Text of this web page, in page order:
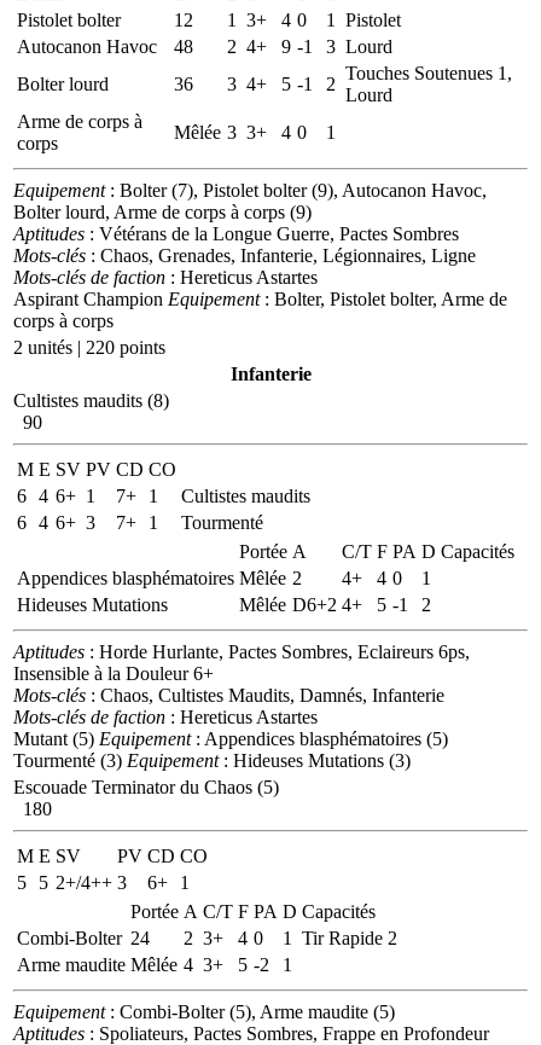
Pistolet bolter
12 1 3+ 4 0 1
Pistolet
Autocanon Havoc
48 2 4+ 9 -1 3 Lourd
Bolter lourd
36 3 4+ 5 -1 2
Touches Soutenues 1,
Lourd
Arme de corps à
corps
Mêlée 3 3+ 4 0 1
Equipement: Bolter (7), Pistolet bolter (9), Autocanon Havoc,
Bolter lourd, Arme de corps à corps (9)
Aptitudes : Vétérans de la Longue Guerre, Pactes Sombres
Mots-clés : Chaos, Grenades, Infanterie, Légionnaires, Ligne
Mots-clés de faction : Hereticus Astartes
Aspirant Champion Equipement: Bolter, Pistolet bolter, Arme de
corps à corps
2 unités | 220 points
Infanterie
Cultistes maudits (8)
90
M E SV PV CD CO
6 4 6+ 1 7+ 1
Cultistes maudits
6 4 6+ 3 7+ 1
Tourmenté
Portée A C/T F PA D Capacités
Appendices blasphématoires Mêlée 2 4+ 4 0
1
Hideuses Mutations
Mêlée D6+2 4+ 5 -1 2
Aptitudes : Horde Hurlante, Pactes Sombres, Eclaireurs 6ps,
Insensible à la Douleur 6+
Mots-clés : Chaos, Cultistes Maudits, Damnés, Infanterie
Mots-clés de faction : Hereticus Astartes
Mutant (5) Equipement: Appendices blasphématoires (5)
Tourmenté (3) Equipement: Hideuses Mutations (3)
Escouade Terminator du Chaos (5)
180
M E SV PV CD CO
5
5 2+/4++ 3 6+
1
Portée A C/T F PA D Capacités
Combi-Bolter 24 2 3+ 4 0 1
Tir Rapide 2
Arme maudite Mêlée 4 3+ 5 -2 1
Equipement: Combi-Bolter (5), Arme maudite (5)
Aptitudes : Spoliateurs, Pactes Sombres, Frappe en Profondeur